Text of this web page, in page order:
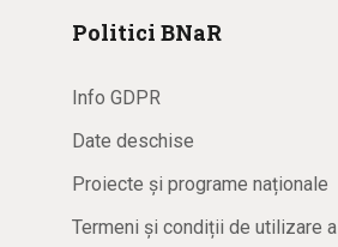
Politici BNaR
Info GDPR
Date deschise
Proiecte și programe naționale
Termeni și condiții de utilizare a